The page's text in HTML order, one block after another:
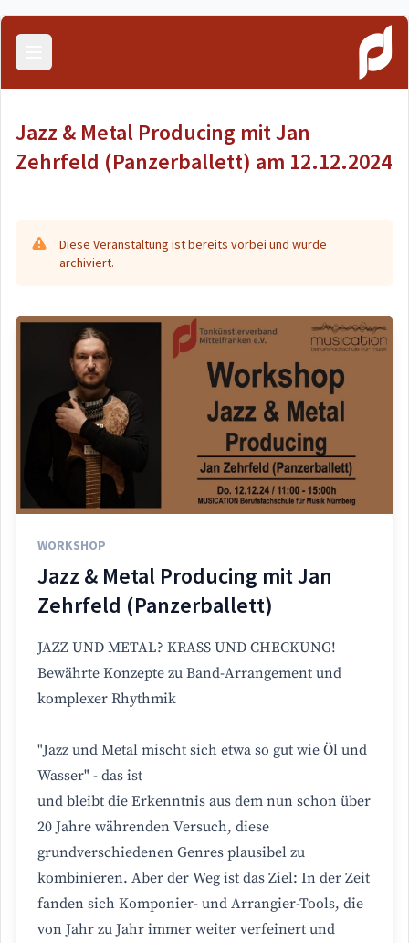
Menü öffnen
Jazz & Metal Producing mit Jan
Zehrfeld (Panzerballett) am 12.12.2024
Diese Veranstaltung ist bereits vorbei und wurde
archiviert.
WORKSHOP
Jazz & Metal Producing mit Jan
Zehrfeld (Panzerballett)
JAZZ UND METAL? KRASS UND CHECKUNG!
Bewährte Konzepte zu Band-Arrangement und
komplexer Rhythmik
"Jazz und Metal mischt sich etwa so gut wie Öl und
Wasser" - das ist
und bleibt die Erkenntnis aus dem nun schon über
20 Jahre währenden Versuch, diese
grundverschiedenen Genres plausibel zu
kombinieren. Aber der Weg ist das Ziel: In der Zeit
fanden sich Komponier- und Arrangier-Tools, die
von Jahr zu Jahr immer weiter verfeinert und